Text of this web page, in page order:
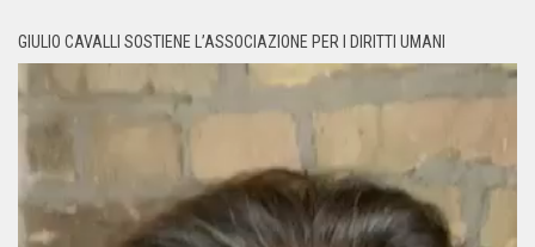
GIULIO CAVALLI SOSTIENE L’ASSOCIAZIONE PER I DIRITTI UMANI
Player